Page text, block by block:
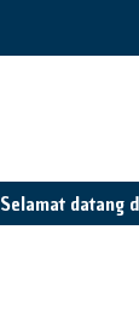
Selamat datang